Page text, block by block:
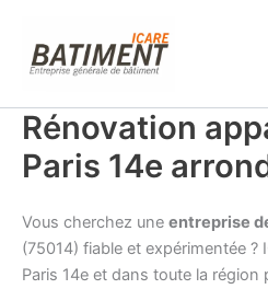
contenu
Rénovation
Paris 14e
Vous cherchez une entreprise
(75014) fiable et expérimentée ?
Paris 14e et dans toute la région